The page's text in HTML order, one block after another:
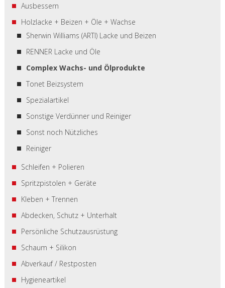
Ausbessern
Holzlacke + Beizen + Öle + Wachse
Sherwin Williams (ARTI) Lacke und Beizen
RENNER Lacke und Öle
Complex Wachs- und Ölprodukte
Tonet Beizsystem
Spezialartikel
Sonstige Verdünner und Reiniger
Sonst noch Nützliches
Reiniger
Schleifen + Polieren
Spritzpistolen + Geräte
Kleben + Trennen
Abdecken, Schutz + Unterhalt
Persönliche Schutzausrüstung
Schaum + Silikon
Abverkauf / Restposten
Hygieneartikel